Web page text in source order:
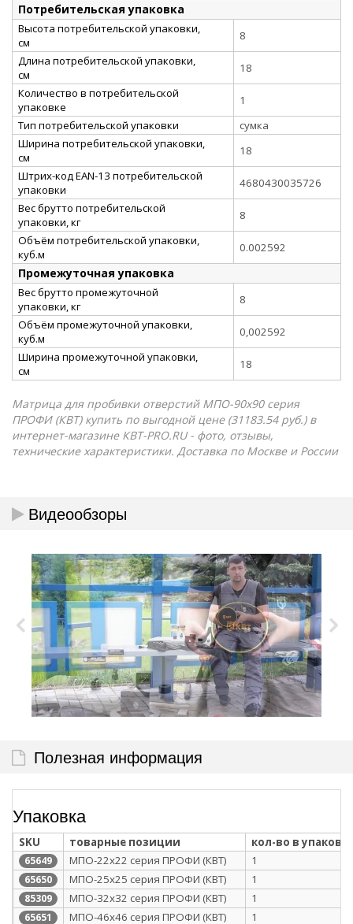
Потребительская упаковка
Высота потребительской упаковки,
см
8
Длина потребительской упаковки,
см
18
Количество в потребительской
упаковке
1
Тип потребительской упаковки
сумка
Ширина потребительской упаковки,
см
18
Штрих-код EAN-13 потребительской
упаковки
4680430035726
Вес брутто потребительской
упаковки, кг
8
Объём потребительской упаковки,
куб.м
0.002592
Промежуточная упаковка
Вес брутто промежуточной
упаковки, кг
8
Объём промежуточной упаковки,
куб.м
0,002592
Ширина промежуточной упаковки,
см
18
Матрица для пробивки отверстий МПО-90х90 серия
ПРОФИ (КВТ) купить по выгодной цене (31183.54 руб.) в
интернет-магазине КВТ-PRO.RU - фото, отзывы,
технические характеристики. Доставка по Москве и России
Видеообзоры
Полезная информация
Упаковка
SKU товарные позиции кол-во в
65649 МПО-22х22 серия ПРОФИ (КВТ) 1
65650 МПО-25х25 серия ПРОФИ (КВТ) 1
85309 МПО-32х32 серия ПРОФИ (КВТ) 1
65651 МПО-46х46 серия ПРОФИ (КВТ) 1